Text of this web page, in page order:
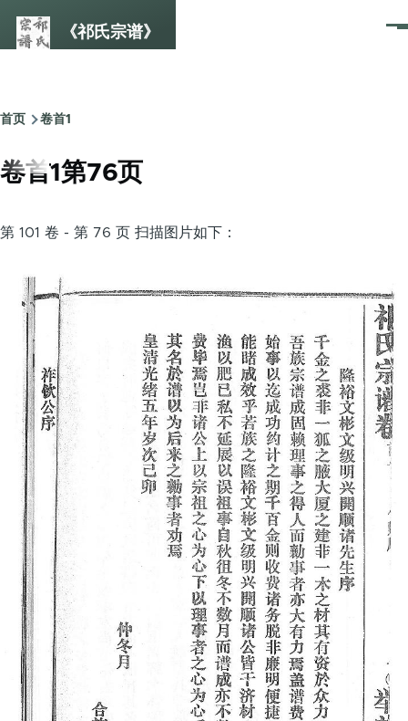
《祁氏宗谱》
菜
面
包
屑
首页 卷首1
卷首1第76页
第 101 卷 - 第 76 页 扫描图片如下：